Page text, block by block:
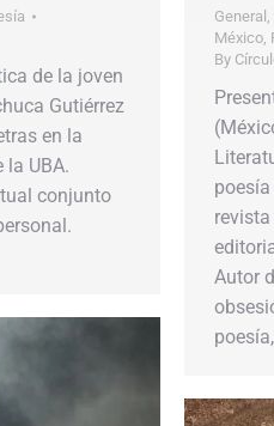
de la joven
Gutiérrez
en la
UBA.
conjunto
personal.
General
México
By
Autor